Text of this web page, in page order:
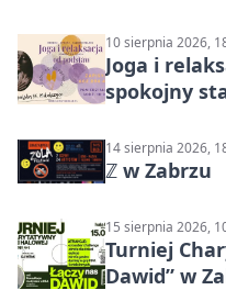
10 sierpnia 2026,
Joga i
spokojny
14 sierpnia 2026,
ℤ w Zabrzu
15 sierpnia 2026,
Turniej
Dawid” w